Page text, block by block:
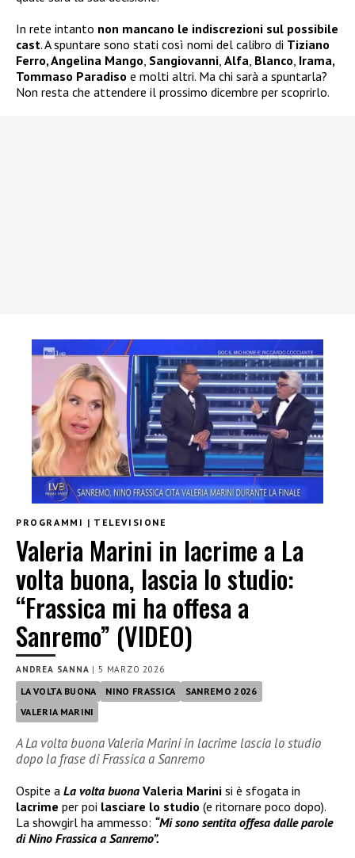
In rete intanto non mancano le indiscrezioni sul possibile
cast. A spuntare sono stati così nomi del calibro di Tiziano
Ferro, Angelina Mango, Sangiovanni, Alfa, Blanco, Irama,
Tommaso Paradiso e molti altri. Ma chi sarà a spuntarla?
Non resta che attendere il prossimo dicembre per scoprirlo.
PROGRAMMI | TELEVISIONE
Valeria Marini in lacrime a La
volta buona, lascia lo studio:
“Frassica mi ha offesa a
Sanremo” (VIDEO)
ANDREA SANNA | 5 MARZO 2026
LA VOLTA BUONA NINO FRASSICA
SANREMO 2026
VALERIA MARINI
A La volta buona Valeria Marini in lacrime lascia lo studio
dopo la frase di Frassica a Sanremo
Ospite a La volta buona Valeria Marini si è sfogata in
lacrime per poi lasciare lo studio (e ritornare poco dopo).
La showgirl ha ammesso: “Mi sono sentita offesa dalle parole
di Nino Frassica a Sanremo”.